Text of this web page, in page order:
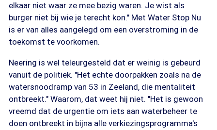
elkaar niet waar ze mee bezig waren. Je wist als
burger niet bij wie je terecht kon." Met Water Stop Nu
is er van alles aangelegd om een overstroming in de
toekomst te voorkomen.
Neering is wel teleurgesteld dat er weinig is gebeurd
vanuit de politiek. "Het echte doorpakken zoals na de
watersnoodramp van 53 in Zeeland, die mentaliteit
ontbreekt." Waarom, dat weet hij niet. "Het is gewoon
vreemd dat de urgentie om iets aan waterbeheer te
doen ontbreekt in bijna alle verkiezingsprogramma's